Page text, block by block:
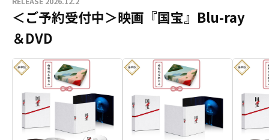
＜ご予約受付中＞映画『国宝』Blu-ray
＆DVD